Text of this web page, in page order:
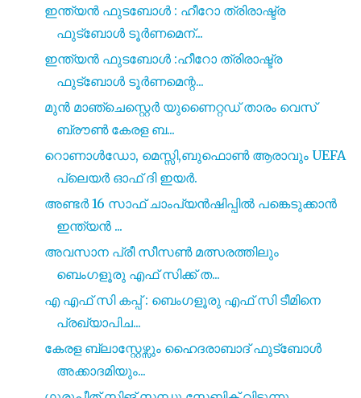
ഇന്ത്യൻ ഫുടബോൾ : ഹീറോ ത്രിരാഷ്ട്ര
ഫുട്ബോൾ ടൂർണമെന്...
ഇന്ത്യൻ ഫുടബോൾ :ഹീറോ ത്രിരാഷ്ട്ര
ഫുട്ബോൾ ടൂർണമെന്റ...
മുൻ മാഞ്ചെസ്റ്റെർ യുണൈറ്റഡ് താരം വെസ്
ബ്രൗൺ കേരള ബ...
റൊണാൾഡോ, മെസ്സി,ബുഫൊൺ ആരാവും UEFA
പ്ലെയർ ഓഫ് ദി ഇയർ.
അണ്ടർ 16 സാഫ് ചാംപ്യൻഷിപ്പിൽ പങ്കെടുക്കാൻ
ഇന്ത്യൻ ...
അവസാന പ്രീ സീസൺ മത്സരത്തിലും
ബെംഗളൂരു എഫ് സിക്ക് ത...
എ എഫ് സി കപ്പ് : ബെംഗളൂരു എഫ് സി ടീമിനെ
പ്രഖ്യാപിച...
കേരള ബ്ലാസ്റ്റേഴ്സും ഹൈദരാബാദ് ഫുട്ബോൾ
അക്കാദമിയും...